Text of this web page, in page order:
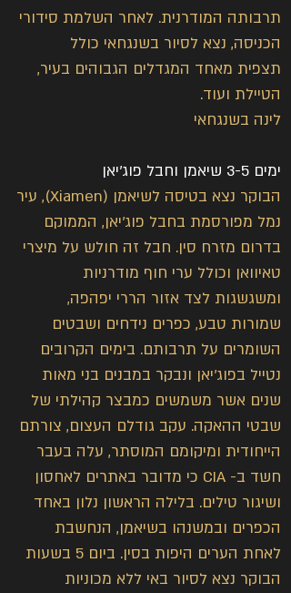
תרבותה המודרנית. לאחר השלמת סידורי
הכניסה, נצא לסיור בשנגחאי כולל
תצפית מאחד המגדלים הגבוהים בעיר,
הטיילת ועוד.
לינה בשנגחאי
ימים 3-5 שיאמן וחבל פוג'יאן
הבוקר נצא בטיסה לשיאמן (Xiamen), עיר
נמל מפורסמת בחבל פוג'יאן, הממוקם
בדרום מזרח סין. חבל זה חולש על מיצרי
טאיוואן וכולל ערי חוף מודרניות
ומשגשגות לצד אזור הררי יפהפה,
שמורות טבע, כפרים נידחים ושבטים
השומרים על תרבותם. בימים הקרובים
נטייל בפוג'יאן ונבקר במבנים בני מאות
שנים אשר משמשים כמבצר קהילתי של
שבטי ההאקה. עקב גודלם העצום, צורתם
הייחודית ומיקומם המוסתר, עלה בעבר
חשד ב- CIA כי מדובר באתרים לאחסון
ושיגור טילים. בלילה הראשון נלון באחד
הכפרים ובמשנהו בשיאמן, הנחשבת
לאחת הערים היפות בסין. ביום 5 בשעות
הבוקר נצא לסיור באי ללא מכוניות